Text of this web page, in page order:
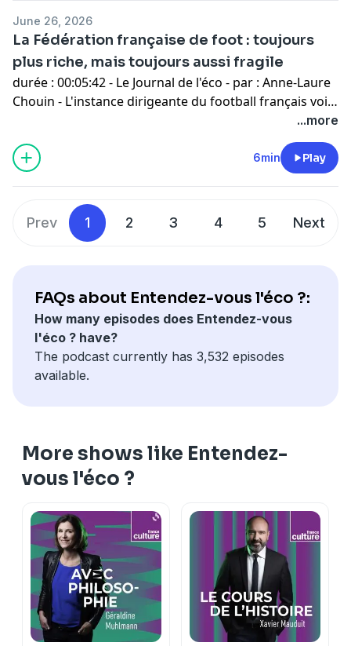
June 26, 2026
La Fédération française de foot : toujours
plus riche, mais toujours aussi fragile
durée : 00:05:42 - Le Journal de l'éco - par : Anne-Laure
Chouin - L'instance dirigeante du football français voit
son budget augmenter grâce aux partenariats, mais
elle dépense beaucoup, et a accusé un déficit l'année
dernière. Pour équilibrer les finances cette année, un
bon parcours sportif des Bleus est indispensable.
...more
6min Play
Prev 1 2 3 4 5 Next
FAQs about Entendez-vous l'éco ?:
How many episodes does Entendez-vous
l'éco ? have?
The podcast currently has 3,532 episodes
available.
More shows like Entendez-
vous l'éco ?